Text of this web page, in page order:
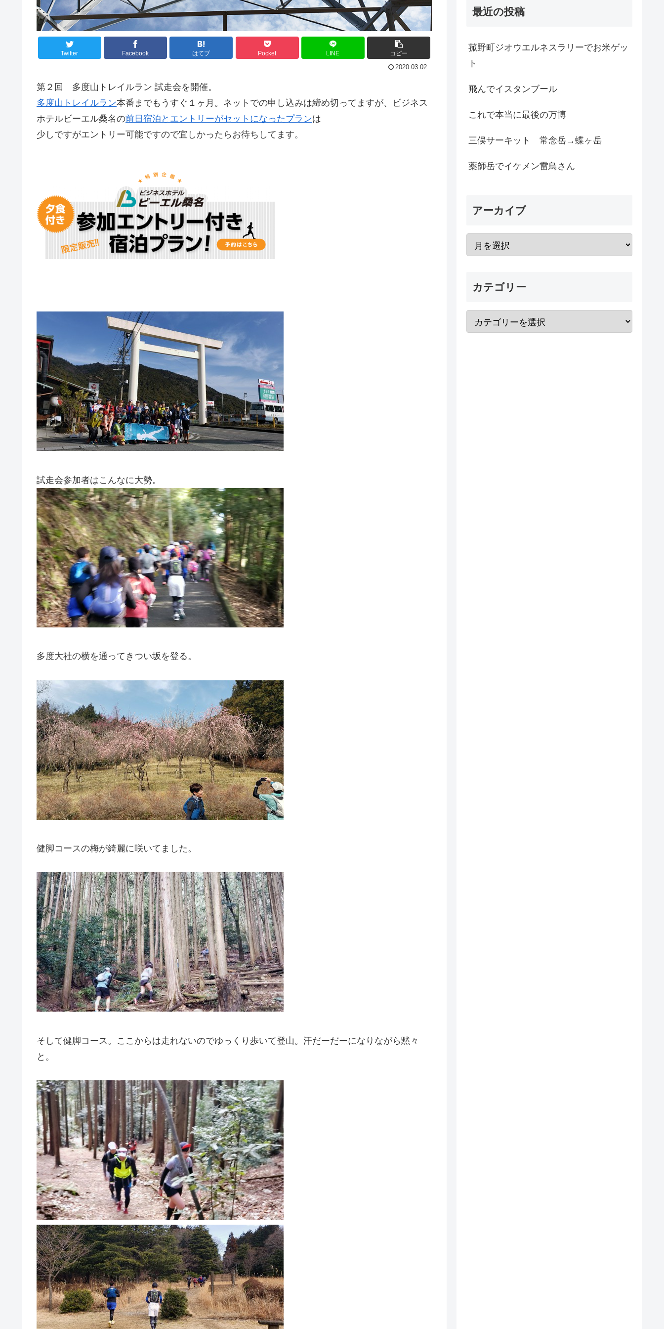
Twitter Facebook はてブ Pocket LINE コピー
2020.03.02
第２回 多度山トレイルラン 試走会を開催。
多度山トレイルラン本番までもうすぐ１ヶ月。ネットでの申し込みは締め切ってますが、ビジネス
ホテルビーエル桑名の前日宿泊とエントリーがセットになったプランは
少しですがエントリー可能ですので宜しかったらお待ちしてます。
試走会参加者はこんなに大勢。
多度大社の横を通ってきつい坂を登る。
健脚コースの梅が綺麗に咲いてました。
そして健脚コース。ここからは走れないのでゆっくり歩いて登山。汗だーだーになりながら黙々
と。
最近の投稿
菰野町ジオウエルネスラリーでお米ゲッ
ト
飛んでイスタンブール
これで本当に最後の万博
三俣サーキット 常念岳→蝶ヶ岳
薬師岳でイケメン雷鳥さん
アーカイブ
カテゴリー